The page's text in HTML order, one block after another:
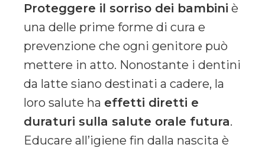
Proteggere il sorriso dei bambini è
una delle prime forme di cura e
prevenzione che ogni genitore può
mettere in atto. Nonostante i dentini
da latte siano destinati a cadere, la
loro salute ha effetti diretti e
duraturi sulla salute orale futura.
Educare all’igiene fin dalla nascita è